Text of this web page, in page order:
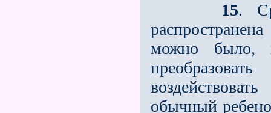
15.
можно было,
обычный